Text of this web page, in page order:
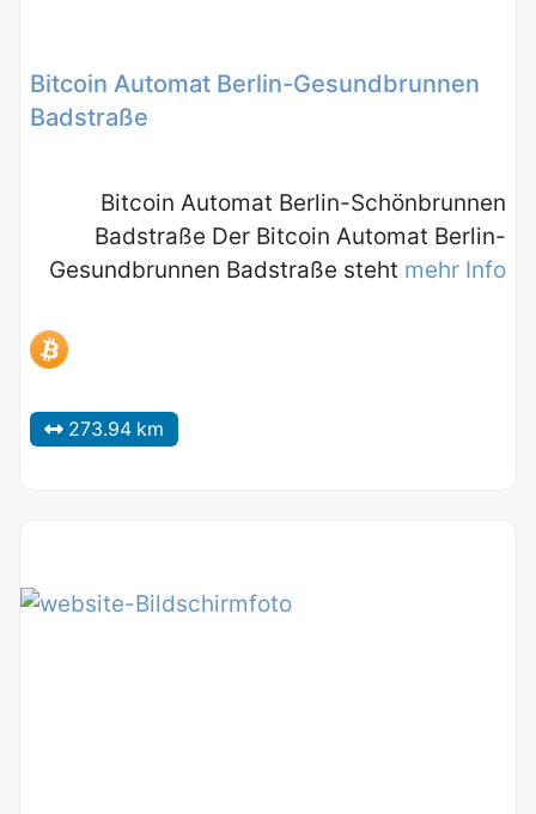
Bitcoin Automat Berlin-Gesundbrunnen
Badstraße
Bitcoin Automat Berlin-Schönbrunnen
Badstraße Der Bitcoin Automat Berlin-
Gesundbrunnen Badstraße steht mehr Info
273.94 km